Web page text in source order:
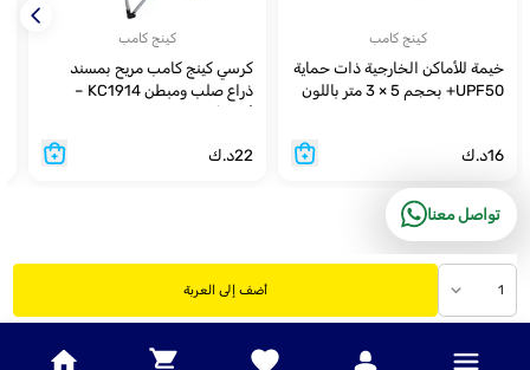
1 أضف إلى العربة
كينج كامب
خيمة للأماكن الخارجية ذات حماية
UPF50+ بحجم 5 × 3 متر باللون
16د.ك
كينج كامب
كرسي كينج كامب مريح بمسند
ذراع صلب ومبطن KC1914 –
22د.ك
تواصل معنا